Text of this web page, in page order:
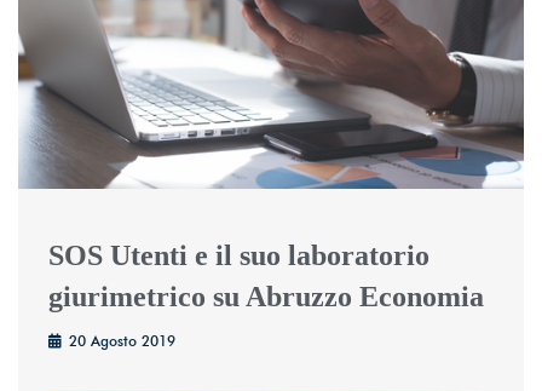
SOS Utenti e il suo laboratorio
giurimetrico su Abruzzo Economia
20 Agosto 2019